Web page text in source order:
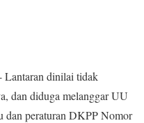
dinilai tidak
dan diduga melanggar UU
dan peraturan DKPP Nomor